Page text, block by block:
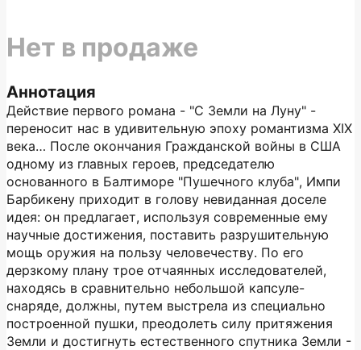
Аннотация
Действие первого романа - "С Земли на Луну" -
переносит нас в удивительную эпоху романтизма XIX
века… После окончания Гражданской войны в США
одному из главных героев, председателю
основанного в Балтиморе "Пушечного клуба", Импи
Барбикену приходит в голову невиданная доселе
идея: он предлагает, используя современные ему
научные достижения, поставить разрушительную
мощь оружия на пользу человечеству. По его
дерзкому плану трое отчаянных исследователей,
находясь в сравнительно небольшой капсуле-
снаряде, должны, путем выстрела из специально
построенной пушки, преодолеть силу притяжения
Земли и достигнуть естественного спутника Земли -
Нет в продаже